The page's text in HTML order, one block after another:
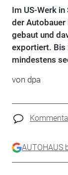
Im US-Werk
der Autobauer
gebaut und
exportiert. Bis
mindestens
von dpa
AUTOHAUS